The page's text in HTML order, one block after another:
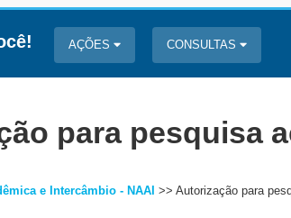
AÇÕES CONSULTAS
para pesquisa
e Intercâmbio - NAAI >> Autorização para